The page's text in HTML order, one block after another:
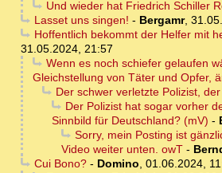
Und wieder hat Friedrich Schiller
Lasset uns singen! - Bergamr,
Hoffentlich bekommt der Helfer mit
31.05.2024, 21:57
Wenn es noch schiefer gelaufen
Gleichstellung von Täter und Opfer,
Der schwer verletzte Polizist,
Der Polizist hat sogar vorher
Sinnbild für Deutschland? (mV) -
Sorry, mein Posting ist
Video weiter unten. owT -
Cui Bono?- Domino, 01.06.2024,